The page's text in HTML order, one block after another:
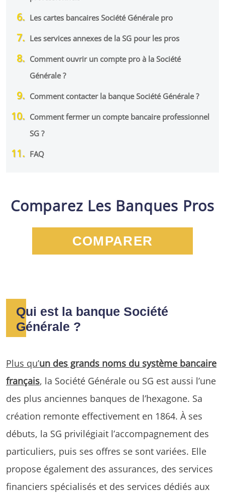
Les cartes bancaires Société Générale pro
Les services annexes de la SG pour les pros
Comment ouvrir un compte pro à la Société
Générale ?
Comment contacter la banque Société Générale ?
Comment fermer un compte bancaire professionnel
SG ?
FAQ
Comparez Les Banques Pros
COMPARER
Qui est la banque Société
Générale ?
Plus qu’un des grands noms du système bancaire
français, la Société Générale ou SG est aussi l’une
des plus anciennes banques de l’hexagone. Sa
création remonte effectivement en 1864. À ses
débuts, la SG privilégiait l’accompagnement des
particuliers, puis ses offres se sont variées. Elle
propose également des assurances, des services
financiers spécialisés et des services dédiés aux